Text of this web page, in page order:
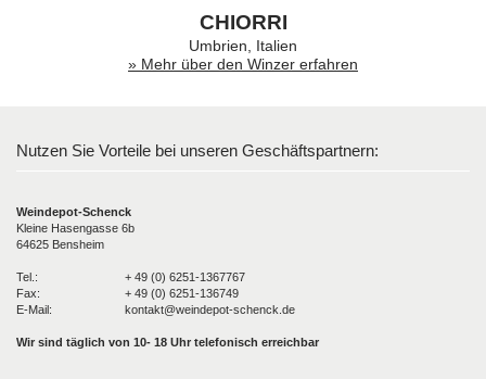
CHIORRI
Umbrien, Italien
» Mehr über den Winzer erfahren
Nutzen Sie Vorteile bei unseren Geschäftspartnern:
Weindepot-Schenck
Kleine Hasengasse 6b
64625 Bensheim
Tel.:
+ 49 (0) 6251-1367767
Fax:
+ 49 (0) 6251-136749
E-Mail:
kontakt@weindepot-schenck.de
Wir sind täglich von 10- 18 Uhr telefonisch erreichbar